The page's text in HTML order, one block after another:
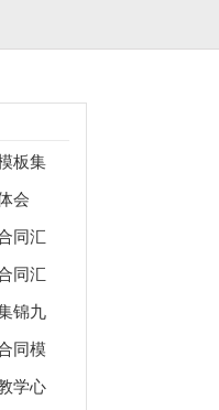
板集
会
同汇
同汇
锦九
同模
学心